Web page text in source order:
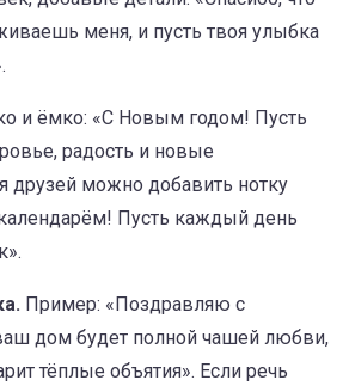
меня, и пусть твоя улыбка
и ёмко: «С Новым годом! Пусть
радость и новые
друзей можно добавить нотку
Пусть каждый день
Пример: «Поздравляю с
дом будет полной чашей любви,
тёплые объятия». Если речь